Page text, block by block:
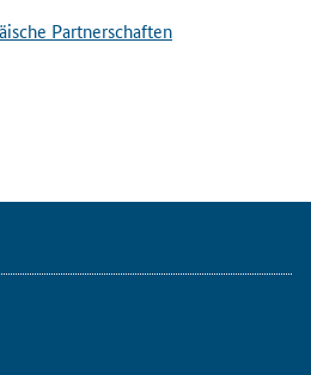
Partnerschaften